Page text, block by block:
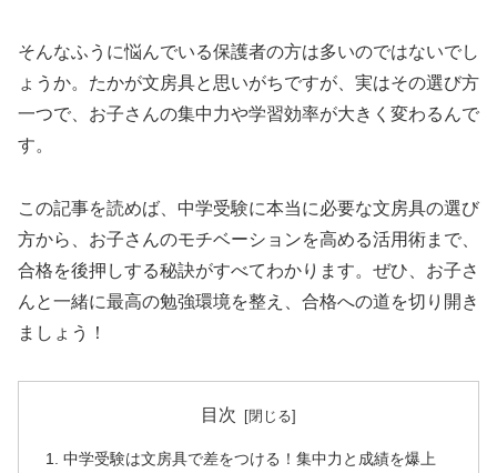
そんなふうに悩んでいる保護者の方は多いのではないでし
ょうか。たかが文房具と思いがちですが、実はその選び方
一つで、お子さんの集中力や学習効率が大きく変わるんで
す。
この記事を読めば、中学受験に本当に必要な文房具の選び
方から、お子さんのモチベーションを高める活用術まで、
合格を後押しする秘訣がすべてわかります。ぜひ、お子さ
んと一緒に最高の勉強環境を整え、合格への道を切り開き
ましょう！
目次
中学受験は文房具で差をつける！集中力と成績を爆上